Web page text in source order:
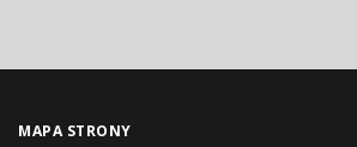
MAPA STRONY